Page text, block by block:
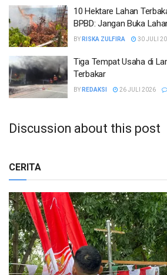
10 Hektare Lahan
BPBD: Jangan Buka
BY RISKA ZULFIRA 30 JULI
Tiga Tempat Usaha di
Terbakar
BY REDAKSI 26 JULI 2026
Discussion about this post
CERITA